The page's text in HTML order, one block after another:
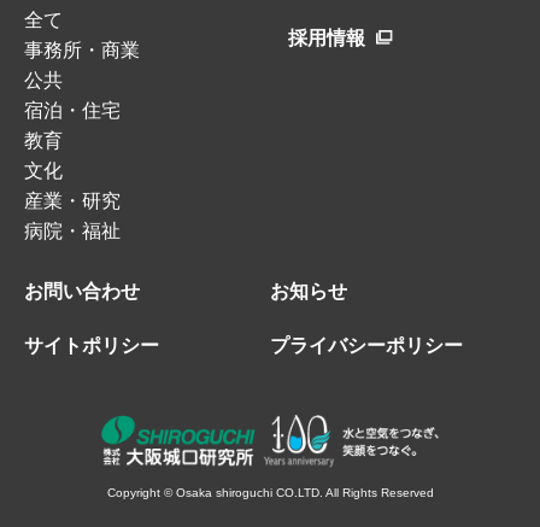
全て
事務所・商業
公共
宿泊・住宅
教育
文化
産業・研究
病院・福祉
採用情報
お問い合わせ お知らせ
サイトポリシー プライバシーポリシー
Copyright © Osaka shiroguchi CO.LTD. All Rights Reserved